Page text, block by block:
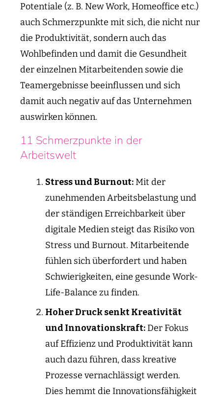
Potentiale (z. B. New Work, Homeoffice etc.)
auch Schmerzpunkte mit sich, die nicht nur
die Produktivität, sondern auch das
Wohlbefinden und damit die Gesundheit
der einzelnen Mitarbeitenden sowie die
Teamergebnisse beeinflussen und sich
damit auch negativ auf das Unternehmen
auswirken können.
11 Schmerzpunkte in der
Arbeitswelt
Stress undBurnout:Mit der
zunehmenden Arbeitsbelastung und
der ständigen Erreichbarkeit über
digitale Medien steigt das Risiko von
Stress und Burnout. Mitarbeitende
fühlen sich überfordert und haben
Schwierigkeiten, eine gesunde Work-
Life-Balance zu finden.
Hoher Druck senkt Kreativität
und Innovationskraft:Der Fokus
auf Effizienz und Produktivität kann
auch dazu führen, dass kreative
Prozesse vernachlässigt werden.
Dies hemmt die Innovationsfähigkeit